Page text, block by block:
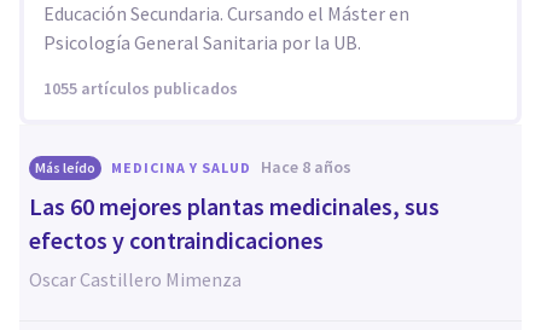
Educación Secundaria. Cursando el Máster en
Psicología General Sanitaria por la UB.
1055 artículos publicados
Más leído MEDICINA Y SALUD hace 8 años
Las 60 mejores plantas medicinales, sus
efectos y contraindicaciones
Oscar Castillero Mimenza